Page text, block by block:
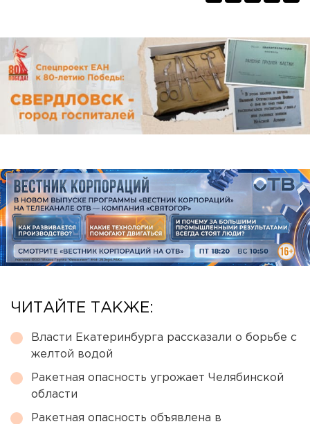
ЧИТАЙТЕ ТАКЖЕ:
Власти Екатеринбурга рассказали о борьбе с
желтой водой
Ракетная опасность угрожает Челябинской
области
Ракетная опасность объявлена в